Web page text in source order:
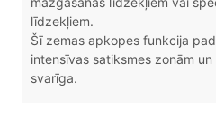
līdzekļiem.
Šī zemas apkopes funkcija
intensīvas satiksmes zonām
svarīga.